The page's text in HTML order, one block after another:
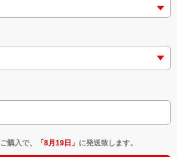
ご購入で、 「8月19日 」 に発送致します。